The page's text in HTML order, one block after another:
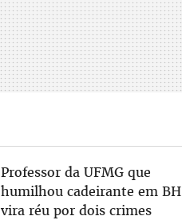
Professor da UFMG que
humilhou cadeirante em BH
vira réu por dois crimes